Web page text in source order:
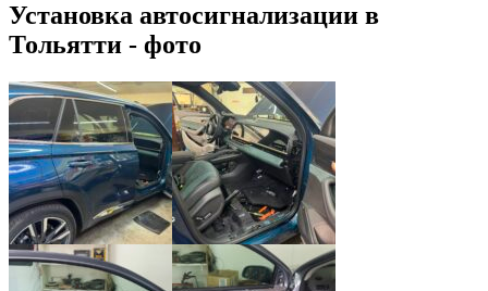
Установка автосигнализации в
Тольятти - фото